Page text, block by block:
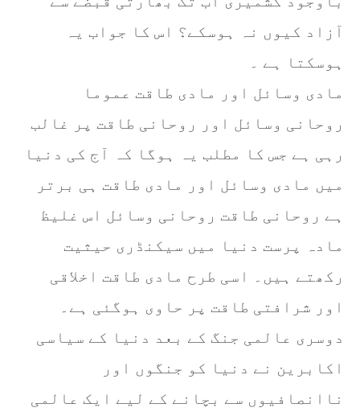
آزاد کیوں نہ ہوسکے؟ اس کا جواب یہ
ہوسکتا ہے ۔
مادی وسائل اور مادی طاقت عموما
روحانی وسائل اور روحانی طاقت پر غالب
رہی ہے جس کا مطلب یہ ہوگا کہ آج کی دنیا
میں مادی وسائل اور مادی طاقت ہی برتر
ہے روحانی طاقت روحانی وسائل اس غلیظ
مادہ پرست دنیا میں سیکنڈری حیثیت
رکھتے ہیں۔ اسی طرح مادی طاقت اخلاقی
اور شرافتی طاقت پر حاوی ہوگئی ہے۔
دوسری عالمی جنگ کے بعد دنیا کے سیاسی
اکابرین نے دنیا کو جنگوں اور
ناانصافیوں سے بچانے کے لیے ایک عالمی